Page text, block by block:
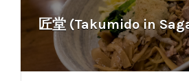
匠堂 (Takumido in